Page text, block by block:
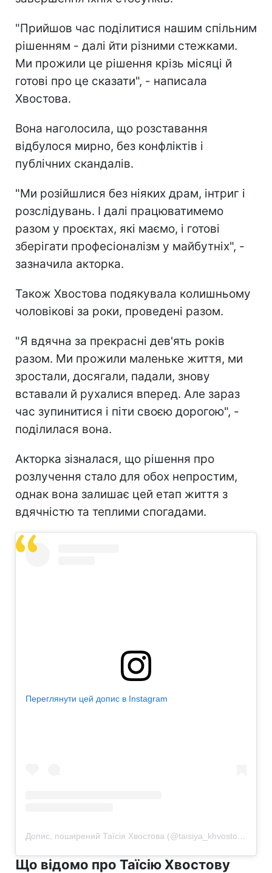
"Прийшов час поділитися нашим спільним
рішенням - далі йти різними стежками.
Ми прожили це рішення крізь місяці й
готові про це сказати", - написала
Хвостова.
Вона наголосила, що розставання
відбулося мирно, без конфліктів і
публічних скандалів.
"Ми розійшлися без ніяких драм, інтриг і
розслідувань. І далі працюватимемо
разом у проєктах, які маємо, і готові
зберігати професіоналізм у майбутніх", -
зазначила акторка.
Також Хвостова подякувала колишньому
чоловікові за роки, проведені разом.
"Я вдячна за прекрасні дев'ять років
разом. Ми прожили маленьке життя, ми
зростали, досягали, падали, знову
вставали й рухалися вперед. Але зараз
час зупинитися і піти своєю дорогою", -
поділилася вона.
Акторка зізналася, що рішення про
розлучення стало для обох непростим,
однак вона залишає цей етап життя з
вдячністю та теплими спогадами.
Переглянути цей допис в Instagram
Допис, поширений Таїсія Хвостова (@taisiya_khvostova)
Що відомо про Таїсію Хвостову